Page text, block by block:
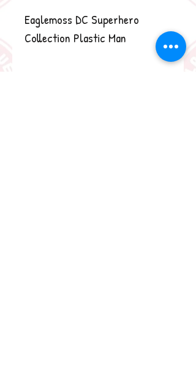
Eaglemoss DC Superhero
Collection Plastic Man